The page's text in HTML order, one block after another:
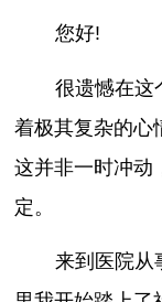
您好!
很遗憾在这
着极其复杂的心
这并非一时冲动
定。
来到医院从